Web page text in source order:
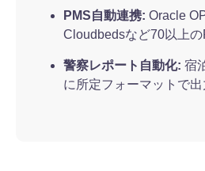
PMS自動連携: Oracle
Cloudbedsなど70以上の
警察レポート自動化: 宿
に所定フォーマットで出